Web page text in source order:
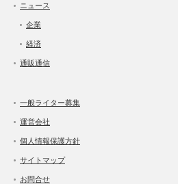
ニュース
企業
経済
通販通信
一般ライター募集
運営会社
個人情報保護方針
サイトマップ
お問合せ